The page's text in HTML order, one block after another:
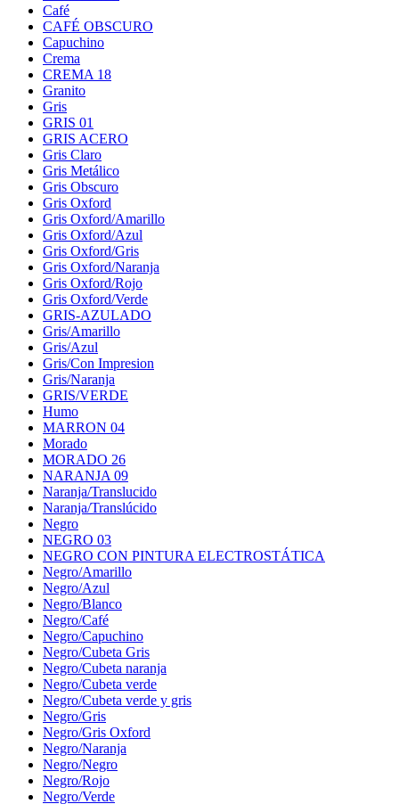
Café
CAFÉ OBSCURO
Capuchino
Crema
CREMA 18
Granito
Gris
GRIS 01
GRIS ACERO
Gris Claro
Gris Metálico
Gris Obscuro
Gris Oxford
Gris Oxford/Amarillo
Gris Oxford/Azul
Gris Oxford/Gris
Gris Oxford/Naranja
Gris Oxford/Rojo
Gris Oxford/Verde
GRIS-AZULADO
Gris/Amarillo
Gris/Azul
Gris/Con Impresion
Gris/Naranja
GRIS/VERDE
Humo
MARRON 04
Morado
MORADO 26
NARANJA 09
Naranja/Translucido
Naranja/Translúcido
Negro
NEGRO 03
NEGRO CON PINTURA ELECTROSTÁTICA
Negro/Amarillo
Negro/Azul
Negro/Blanco
Negro/Café
Negro/Capuchino
Negro/Cubeta Gris
Negro/Cubeta naranja
Negro/Cubeta verde
Negro/Cubeta verde y gris
Negro/Gris
Negro/Gris Oxford
Negro/Naranja
Negro/Negro
Negro/Rojo
Negro/Verde